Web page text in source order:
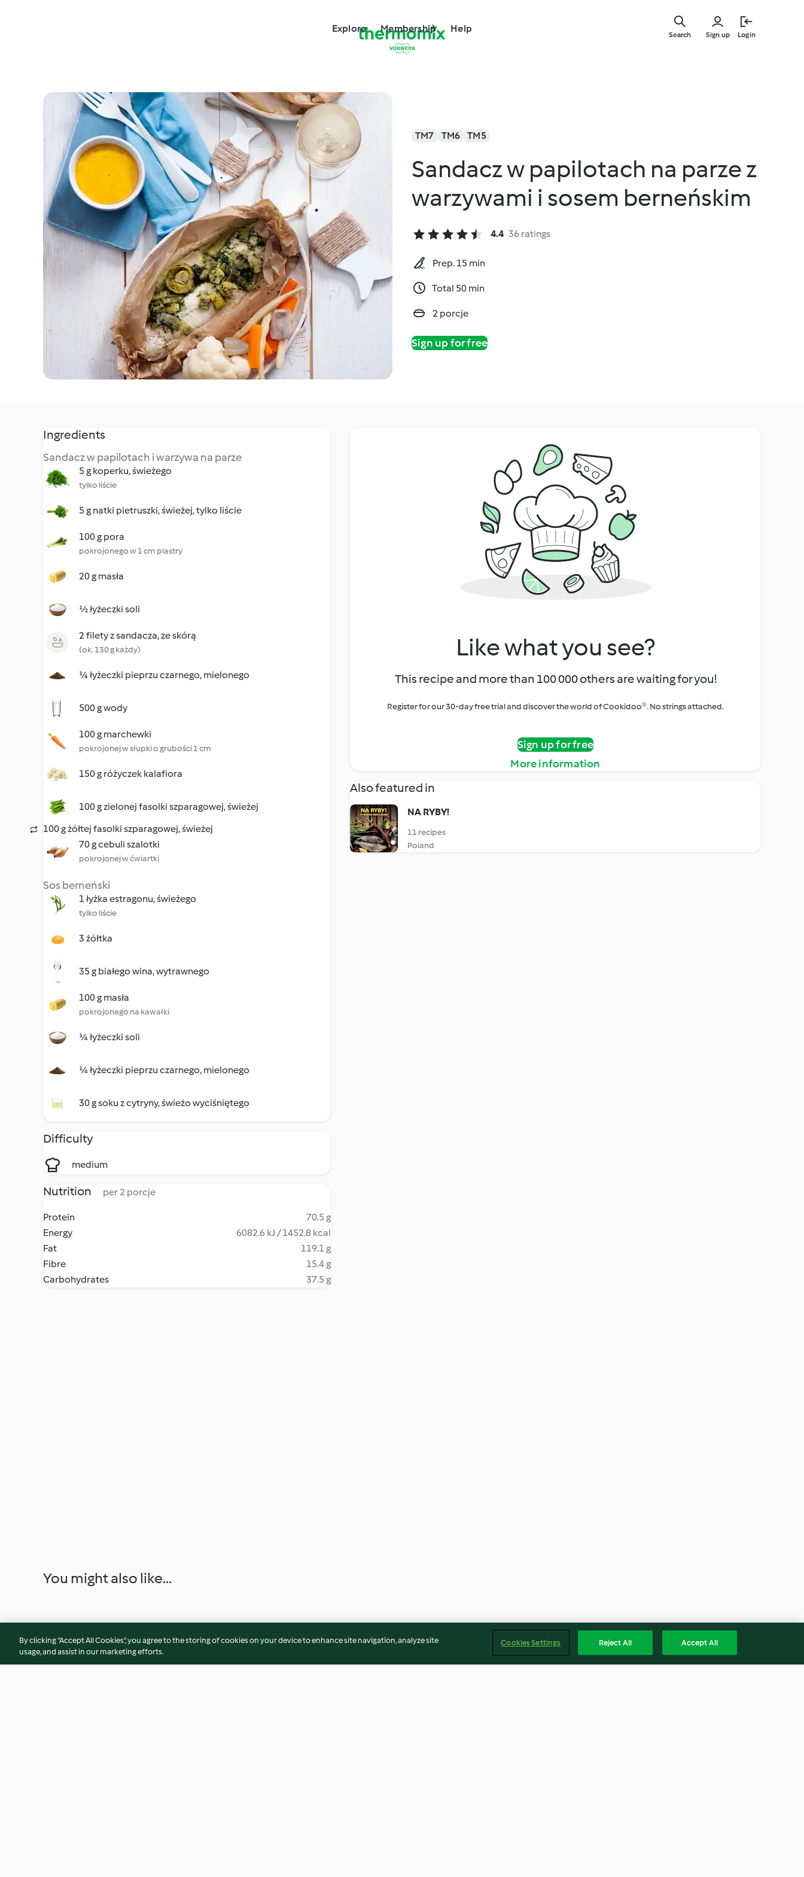
Explore Membership Help
Sign up Login
Search
TM7 TM6 TM5
Sandacz w papilotach na parze z
warzywami i sosem berneńskim
4.4 36 ratings
Prep. 15 min
Total 50 min
2 porcje
Sign up for free
Ingredients
Sandacz w papilotach i warzywa na parze
5 g koperku, świeżego
tylko liście
5 g natki pietruszki, świeżej, tylko liście
100 g pora
pokrojonego w 1 cm plastry
20 g masła
½ łyżeczki soli
2 filety z sandacza, ze skórą
(ok. 130 g każdy)
¼ łyżeczki pieprzu czarnego, mielonego
500 g wody
100 g marchewki
pokrojonej w słupki o grubości 1 cm
150 g różyczek kalafiora
100 g zielonej fasolki szparagowej, świeżej
100 g żółtej fasolki szparagowej, świeżej
70 g cebuli szalotki
pokrojonej w ćwiartki
Sos berneński
1 łyżka estragonu, świeżego
tylko liście
3 żółtka
35 g białego wina, wytrawnego
100 g masła
pokrojonego na kawałki
¼ łyżeczki soli
¼ łyżeczki pieprzu czarnego, mielonego
30 g soku z cytryny, świeżo wyciśniętego
Difficulty
medium
Nutrition per 2 porcje
Protein
70.5 g
Energy
6082.6 kJ / 1452.8 kcal
Fat
119.1 g
Fibre
15.4 g
Carbohydrates
37.5 g
Like what you see?
This recipe and more than 100 000 others are waiting for you!
Register for our 30-day free trial and discover the world of Cookidoo®. No strings attached.
Sign up for free
More information
Also featured in
NA RYBY!
11 recipes
Poland
You might also like...
By clicking “Accept All Cookies”, you agree to the storing of cookies on your device to enhance site navigation, analyze site
usage, and assist in our marketing efforts.
Cookies Settings Reject All Accept All